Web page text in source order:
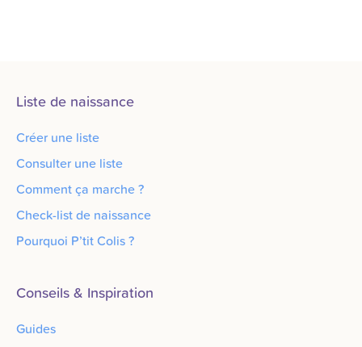
Liste de naissance
Créer une liste
Consulter une liste
Comment ça marche ?
Check-list de naissance
Pourquoi P’tit Colis ?
Conseils & Inspiration
Guides